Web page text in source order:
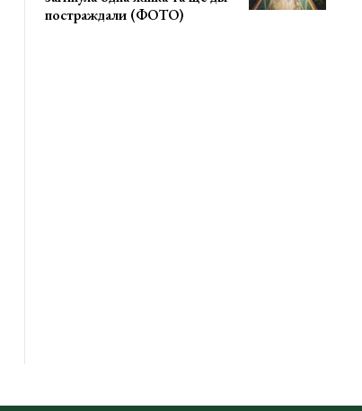
постраждали (ФОТО)